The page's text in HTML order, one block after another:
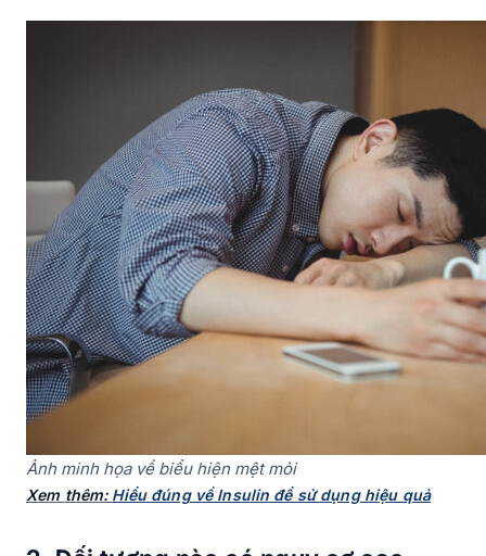
Ảnh minh họa về biểu hiện mệt mỏi
Xem thêm: Hiểu đúng về Insulin để sử dụng hiệu quả